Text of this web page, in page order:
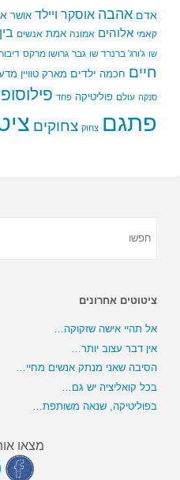
אדם אהבה אוסקר ויילד אושר
קאמי אלוהים אמונה אמת אנשים
שו ג'ורג' ברנרד שו גבר גרושו מרקס דיבור
חיים חכמה ילדים מארק טוויין
סנקה עולם פוליטיקה פחד
פתגם צחוק צחוקים
ציטוטים אחרונים
אל תהיי אישה שזקוקה…
אין דבר עצוב יותר…
הסיבה שאני מנתק אנשים מחיי…
בכל קואליציה יש גם…
בפוליטיקה, שנאה משותפת…
מצאו